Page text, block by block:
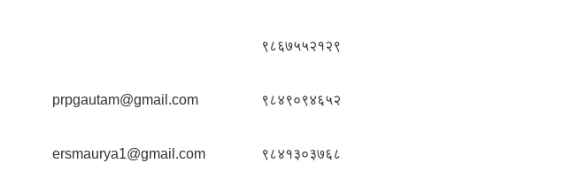
९८६७५५२१२९
prpgautam@gmail.com ९८४९०९४६५२
ersmaurya1@gmail.com ९८४१३०३७६८